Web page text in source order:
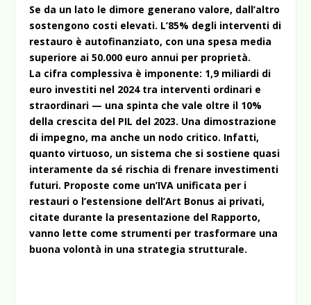
Se da un lato le dimore generano valore, dall’altro
sostengono costi elevati. L’85% degli interventi di
restauro è autofinanziato, con una spesa media
superiore ai 50.000 euro annui per proprietà.
La cifra complessiva è imponente: 1,9 miliardi di
euro investiti nel 2024 tra interventi ordinari e
straordinari — una spinta che vale oltre il 10%
della crescita del PIL del 2023. Una dimostrazione
di impegno, ma anche un nodo critico. Infatti,
quanto virtuoso, un sistema che si sostiene quasi
interamente da sé rischia di frenare investimenti
futuri. Proposte come un’IVA unificata per i
restauri o l’estensione dell’Art Bonus ai privati,
citate durante la presentazione del Rapporto,
vanno lette come strumenti per trasformare una
buona volontà in una strategia strutturale.